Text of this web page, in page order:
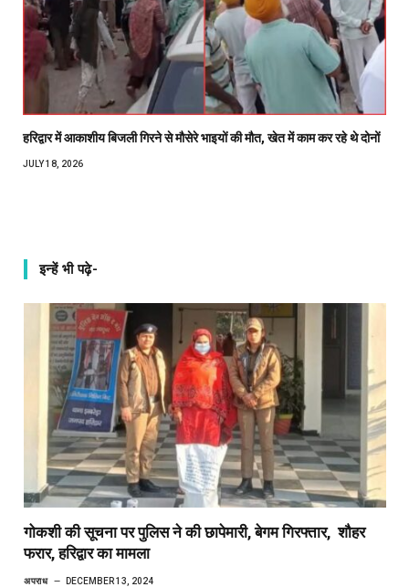
हरिद्वार में आकाशीय बिजली गिरने से मौसेरे भाइयों की मौत, खेत में काम कर रहे थे दोनों
JULY 18, 2026
इन्हें भी पढ़े-
गोकशी की सूचना पर पुलिस ने की छापेमारी, बेगम गिरफ्तार, शौहर
फरार, हरिद्वार का मामला
अपराध DECEMBER 13, 2024